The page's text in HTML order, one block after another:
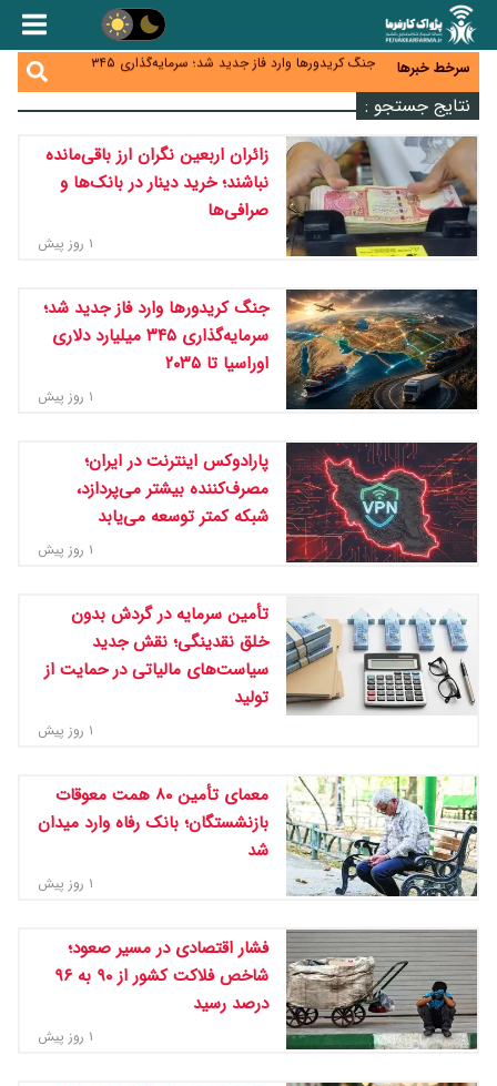
سرخط خبرها
زائران اربعین نگران ارز باقی‌مانده نباشند؛ خرید دینار در
بانک‌ها و صرافی‌ها
جنگ کریدورها وارد فاز جدید شد؛ سرمایه‌گذاری ۳۴۵
پارادوکس اینترنت در ایران؛ مصرف‌کننده بیشتر می‌پردازد،
شبکه کمتر توسعه می‌یابد
تأمین سرمایه در گردش بدون خلق نقدینگی؛ نقش
جدید سیاست‌های مالیاتی در حمایت از تولید
معمای تأمین ۸۰ همت معوقات بازنشستگان؛ بانک رفاه
وارد میدان شد
نتایج جستجو :
زائران اربعین نگران ارز باقی‌مانده
نباشند؛ خرید دینار در بانک‌ها و
صرافی‌ها
۱ روز پیش
جنگ کریدورها وارد فاز جدید شد؛
سرمایه‌گذاری ۳۴۵ میلیارد دلاری
اوراسیا تا ۲۰۳۵
۱ روز پیش
پارادوکس اینترنت در ایران؛
مصرف‌کننده بیشتر می‌پردازد،
شبکه کمتر توسعه می‌یابد
۱ روز پیش
تأمین سرمایه در گردش بدون
خلق نقدینگی؛ نقش جدید
سیاست‌های مالیاتی در حمایت از
تولید
۱ روز پیش
معمای تأمین ۸۰ همت معوقات
بازنشستگان؛ بانک رفاه وارد میدان
شد
۱ روز پیش
فشار اقتصادی در مسیر صعود؛
شاخص فلاکت کشور از ۹۰ به ۹۶
درصد رسید
۱ روز پیش